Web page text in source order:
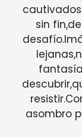
sin
asombro